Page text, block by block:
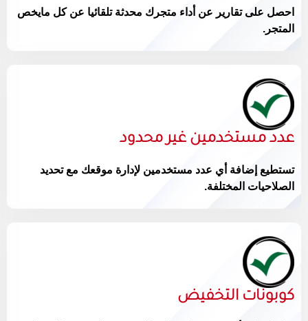
احصل على تقارير عن أداء متجرك محدثة تلقائيا عن كل مايخص
المتجر.
عدد مستخدمين غير محدود
تستطيع إضافة أي عدد مستخدمين لإدارة موقعك مع تحديد
الصلاحيات المختلفة.
كوبونات التخفيض